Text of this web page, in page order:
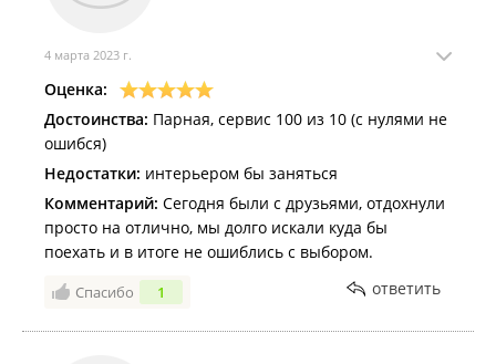
4 марта 2023 г.
Оценка:
Достоинства: Парная, сервис 100 из 10 (с нулями не
ошибся)
Недостатки: интерьером бы заняться
Комментарий: Сегодня были с друзьями, отдохнули
просто на отлично, мы долго искали куда бы
поехать и в итоге не ошиблись с выбором.
Спасибо 1 ответить